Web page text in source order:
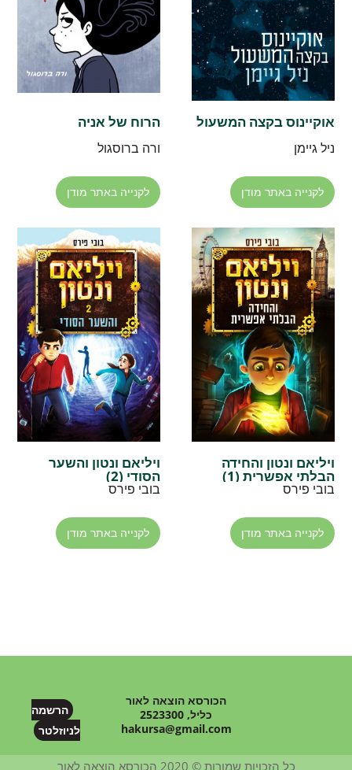
אוקיינוס בקצה המשעול
ניל גיימן
לקנייה באתר מודן
הרוח של אניה
ורה ברוסגול
לקנייה באתר מודן
ויליאם ונטון והחידה
הבלתי אפשרית (1)
בובי פירס
לקנייה באתר מודן
ויליאם ונטון והשער
הסודי (2)
בובי פירס
לקנייה באתר מודן
הרשמה
לניוזלטר
הכורסא הוצאה לאור
כליל, 2523300
hakursa@gmail.com
כל הזכויות שמורות © 2020 הכורסא הוצאה לאור